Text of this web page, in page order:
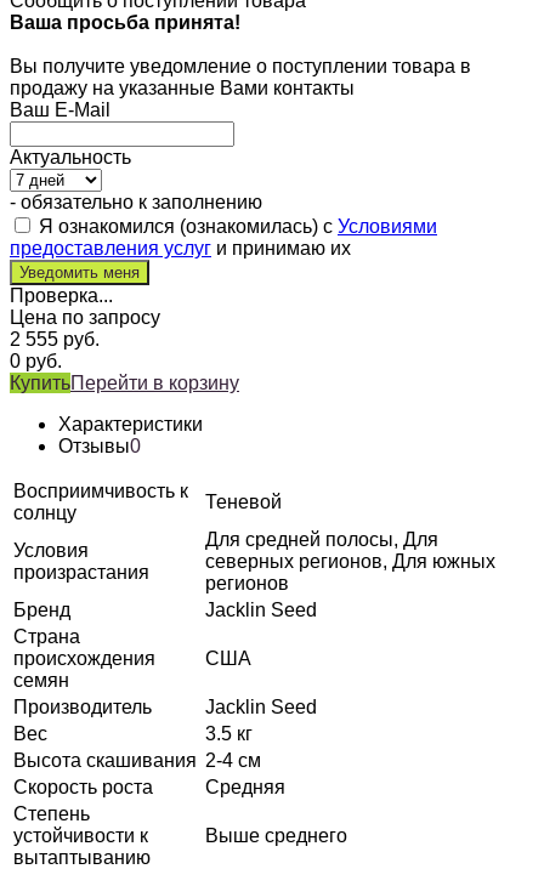
Ваша просьба принята!
Вы получите уведомление о поступлении товара в
продажу на указанные Вами контакты
Ваш E-Mail
Актуальность
- обязательно к заполнению
Я ознакомился (ознакомилась) с Условиями
предоставления услуг и принимаю их
Проверка...
Цена по запросу
2 555 руб.
0 руб.
КупитьПерейти в корзину
Характеристики
Отзывы0
Восприимчивость к
солнцу
Теневой
Условия
произрастания
Для средней полосы, Для
северных регионов, Для южных
регионов
Бренд
Jacklin Seed
Страна
происхождения
семян
США
Производитель
Jacklin Seed
Вес
3.5 кг
Высота скашивания 2-4 см
Скорость роста
Средняя
Степень
устойчивости к
вытаптыванию
Выше среднего